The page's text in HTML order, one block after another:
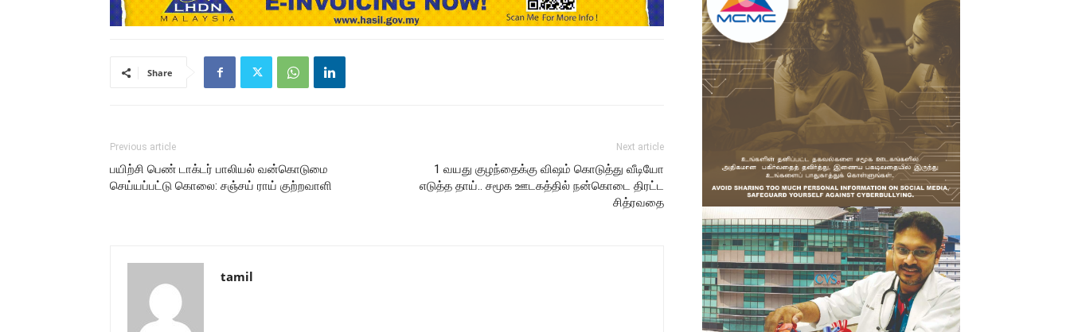
Share
Previous article
பயிற்சி பெண் டாக்டர் பாலியல் வன்கொடுமை
செய்யப்பட்டு கொலை: சஞ்சய் ராய் குற்றவாளி
Next article
1 வயது குழந்தைக்கு விஷம் கொடுத்து வீடியோ
எடுத்த தாய்.. சமூக ஊடகத்தில் நன்கொடை திரட்ட
சித்ரவதை
tamil